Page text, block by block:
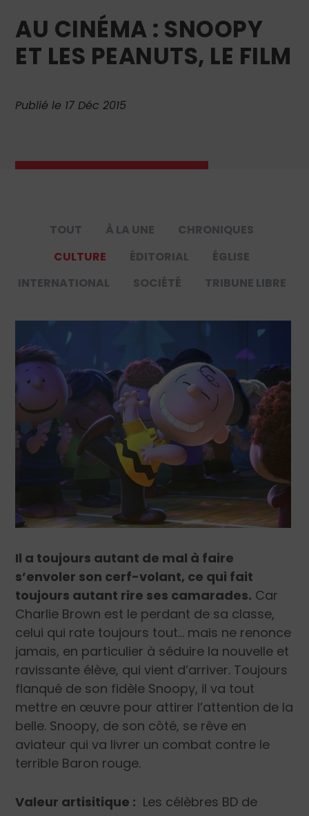
AU CINÉMA : SNOOPY
ET LES PEANUTS, LE FILM
Publié le 17 Déc 2015
TOUT À LA UNE
CHRONIQUES
CULTURE
ÉDITORIAL
ÉGLISE
INTERNATIONAL
SOCIÉTÉ TRIBUNE LIBRE
Il a toujours autant de mal à faire
s’envoler son cerf-volant, ce qui fait
toujours autant rire ses camarades. Car
Charlie Brown est le perdant de sa classe,
celui qui rate toujours tout… mais ne renonce
jamais, en particulier à séduire la nouvelle et
ravissante élève, qui vient d’arriver. Toujours
flanqué de son fidèle Snoopy, il va tout
mettre en œuvre pour attirer l’attention de la
belle. Snoopy, de son côté, se rêve en
aviateur qui va livrer un combat contre le
terrible Baron rouge.
Valeur artisitique : Les célèbres BD de